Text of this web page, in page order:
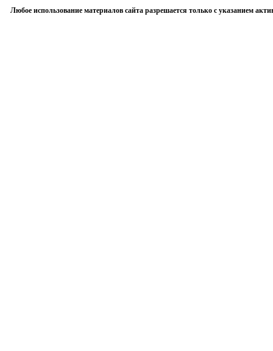
Любое использование материалов сайта разрешается только с указанием